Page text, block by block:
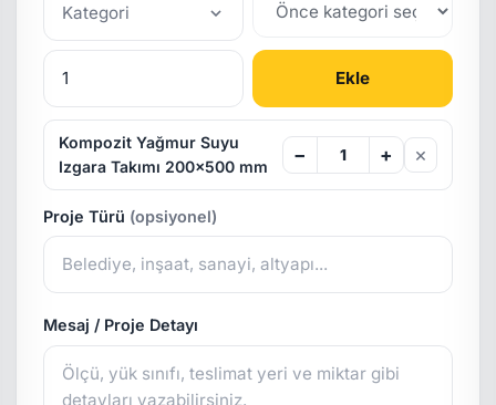
Kategori
Ekle
Kompozit Yağmur Suyu
Izgara Takımı 200x500 mm
− + ×
Proje Türü (opsiyonel)
Mesaj / Proje Detayı